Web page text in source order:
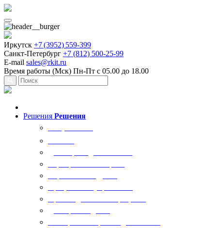
Иркутск +7 (3952) 559-399
Санкт-Петербург +7 (812) 500-25-99
E-mail sales@rkit.ru
Время работы (Мск) Пн-Пт с 05.00 до 18.00
Решения Решения